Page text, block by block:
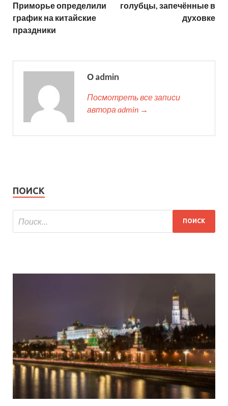
Приморье определили
график на китайские
праздники
голубцы, запечённые в
духовке
О admin
Посмотреть все записи
автора admin →
ПОИСК